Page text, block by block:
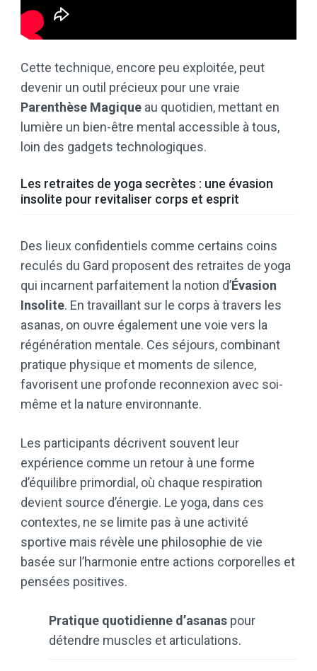
Cette technique, encore peu exploitée, peut
devenir un outil précieux pour une vraie
Parenthèse Magique au quotidien, mettant en
lumière un bien-être mental accessible à tous,
loin des gadgets technologiques.
Les retraites de yoga secrètes : une évasion
insolite pour revitaliser corps et esprit
Des lieux confidentiels comme certains coins
reculés du Gard proposent des retraites de yoga
qui incarnent parfaitement la notion d’Évasion
Insolite. En travaillant sur le corps à travers les
asanas, on ouvre également une voie vers la
régénération mentale. Ces séjours, combinant
pratique physique et moments de silence,
favorisent une profonde reconnexion avec soi-
même et la nature environnante.
Les participants décrivent souvent leur
expérience comme un retour à une forme
d’équilibre primordial, où chaque respiration
devient source d’énergie. Le yoga, dans ces
contextes, ne se limite pas à une activité
sportive mais révèle une philosophie de vie
basée sur l’harmonie entre actions corporelles et
pensées positives.
Pratique quotidienne d’asanas pour
détendre muscles et articulations.